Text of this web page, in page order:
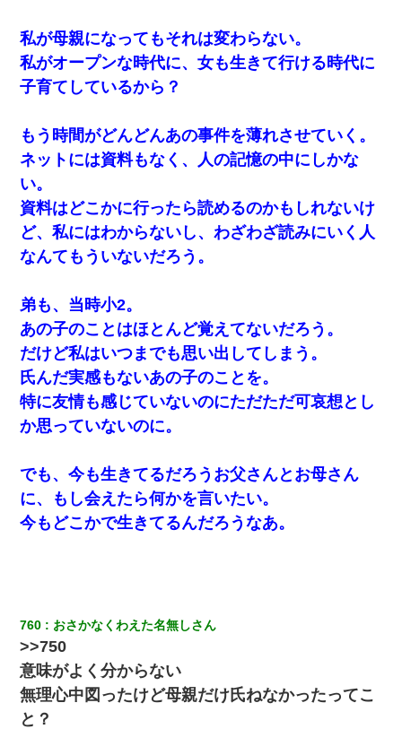
我が家のガレージに見知らぬ車。俺「もしもし、玄関にも
シャッターリモコンあるだろ？DOWNのボタン押してｗ」
→ 待つこと１時間弱・・・
下座」俺・嫁「…」
行ったら下着が入った引き出しの奥にとんでもないモノを
見つけた
裁判官「お互いに最後に言いたいことはありますか」バカ
夫「…」A「夫を一発殴らせてほしい」裁判官「どうぞ」
日航機墜落事故の「ここからは日本語で大丈夫ですよ〜」
の絶望感がヤバイ・・・
体中に赤い蕁麻疹みたいなのができて、皮膚科にいったら
「ジベル薔薇色ひこう疹」という症状だと言われた
今日夫の実家に泊ったんだけど、朝起きたら股間がなんか
モッコリしてた
出張中の旦那から『フリンしやがって、このクズ』と電話
が。私「本当に家まで来たの？証拠は？」旦那「俺の言葉
が信じられないのか！」→ 離婚後
げる」って言ったら・・・
私『貯金貯まったし、やっと家建てられるね！』夫「実家
を二世帯住宅にした。それに貯金使った」→私『離婚しよ
う』夫「えっ」私『使った貯金はあげるから』→すると…
私が母親になってもそれは変わらない。
私がオープンな時代に、女も生きて行ける時代に
子育てしているから？
もう時間がどんどんあの事件を薄れさせていく。
ネットには資料もなく、人の記憶の中にしかな
い。
資料はどこかに行ったら読めるのかもしれないけ
ど、私にはわからないし、わざわざ読みにいく人
なんてもういないだろう。
弟も、当時小2。
あの子のことはほとんど覚えてないだろう。
だけど私はいつまでも思い出してしまう。
氏んだ実感もないあの子のことを。
特に友情も感じていないのにただただ可哀想とし
か思っていないのに。
でも、今も生きてるだろうお父さんとお母さん
に、もし会えたら何かを言いたい。
今もどこかで生きてるんだろうなあ。
760 おさかなくわえた名無しさん
>>750
意味がよく分からない
無理心中図ったけど母親だけ氏ねなかったってこ
と？